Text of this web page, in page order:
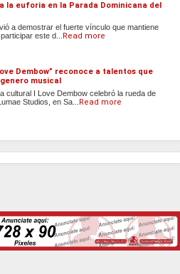
la euforia en la Parada Dominicana del
a demostrar el fuerte vínculo que mantiene
este d...
Read more
Dembow” reconoce a talentos que
musical
cultural I Love Dembow celebró la rueda de
Studios, en Sa...
Read more